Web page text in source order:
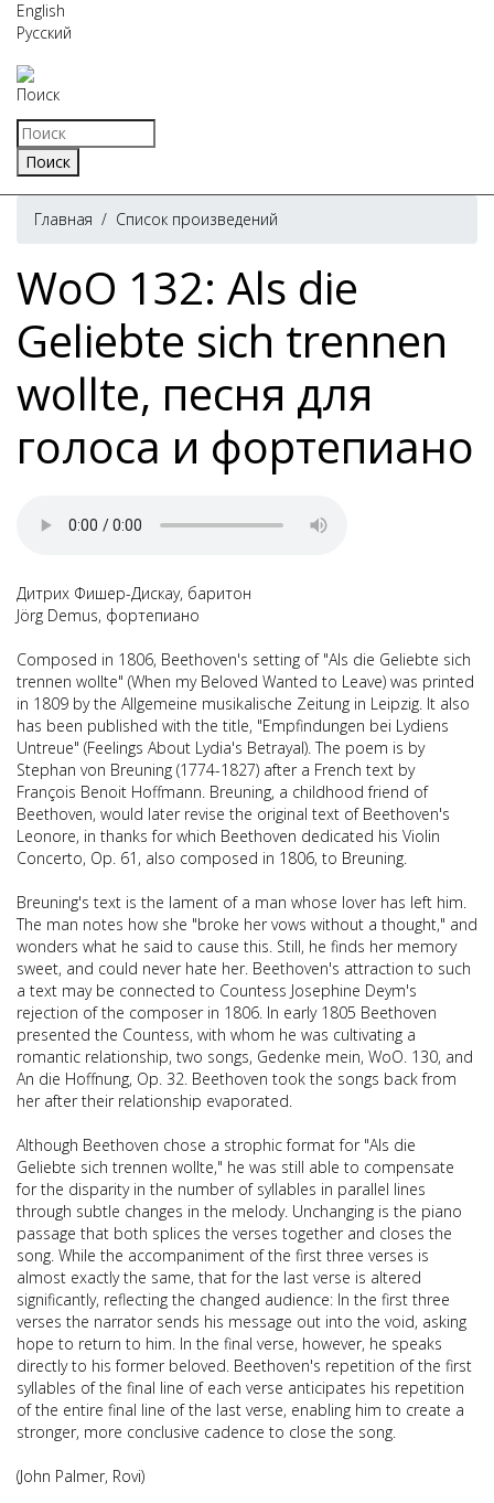
English
Русский
Поиск
Главная / Список произведений
WoO 132: Als die
Geliebte sich trennen
wollte, песня для
голоса и фортепиано
Дитрих Фишер-Дискау, баритон
Jörg Demus, фортепиано
Composed in 1806, Beethoven's setting of "Als die Geliebte sich
trennen wollte" (When my Beloved Wanted to Leave) was printed
in 1809 by the Allgemeine musikalische Zeitung in Leipzig. It also
has been published with the title, "Empfindungen bei Lydiens
Untreue" (Feelings About Lydia's Betrayal). The poem is by
Stephan von Breuning (1774-1827) after a French text by
François Benoit Hoffmann. Breuning, a childhood friend of
Beethoven, would later revise the original text of Beethoven's
Leonore, in thanks for which Beethoven dedicated his Violin
Concerto, Op. 61, also composed in 1806, to Breuning.
Breuning's text is the lament of a man whose lover has left him.
The man notes how she "broke her vows without a thought," and
wonders what he said to cause this. Still, he finds her memory
sweet, and could never hate her. Beethoven's attraction to such
a text may be connected to Countess Josephine Deym's
rejection of the composer in 1806. In early 1805 Beethoven
presented the Countess, with whom he was cultivating a
romantic relationship, two songs, Gedenke mein, WoO. 130, and
An die Hoffnung, Op. 32. Beethoven took the songs back from
her after their relationship evaporated.
Although Beethoven chose a strophic format for "Als die
Geliebte sich trennen wollte," he was still able to compensate
for the disparity in the number of syllables in parallel lines
through subtle changes in the melody. Unchanging is the piano
passage that both splices the verses together and closes the
song. While the accompaniment of the first three verses is
almost exactly the same, that for the last verse is altered
significantly, reflecting the changed audience: In the first three
verses the narrator sends his message out into the void, asking
hope to return to him. In the final verse, however, he speaks
directly to his former beloved. Beethoven's repetition of the first
syllables of the final line of each verse anticipates his repetition
of the entire final line of the last verse, enabling him to create a
stronger, more conclusive cadence to close the song.
(John Palmer, Rovi)